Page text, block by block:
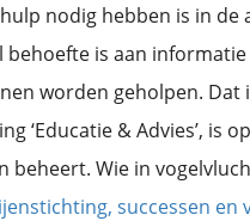
nodig hebben is in
behoefte is aan
worden geholpen.
‘Educatie & Advies’, is
beheert. Wie in
successen en